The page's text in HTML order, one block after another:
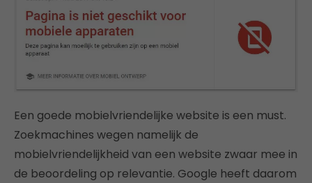
Een goede mobielvriendelijke website is een must.
Zoekmachines wegen namelijk de
mobielvriendelijkheid van een website zwaar mee in
de beoordeling op relevantie. Google heeft daarom